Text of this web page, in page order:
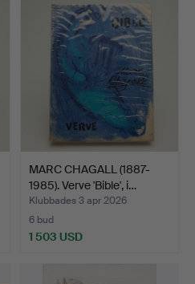
MARC CHAGALL (1887-
1985). Verve 'Bible', i…
Klubbades 3 apr 2026
6 bud
1 503 USD